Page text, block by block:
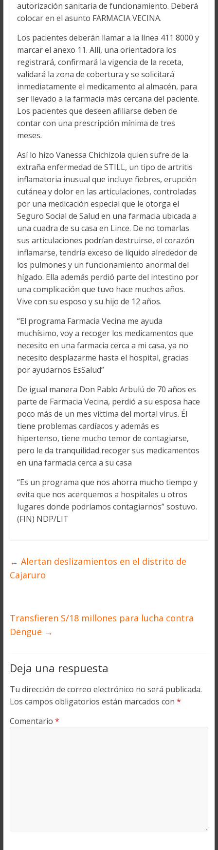
autorización sanitaria de funcionamiento. Deberá
colocar en el asunto FARMACIA VECINA.
Los pacientes deberán llamar a la línea 411 8000 y
marcar el anexo 11. Allí, una orientadora los
registrará, confirmará la vigencia de la receta,
validará la zona de cobertura y se solicitará
inmediatamente el medicamento al almacén, para
ser llevado a la farmacia más cercana del paciente.
Los pacientes que deseen afiliarse deben de
contar con una prescripción mínima de tres
meses.
Así lo hizo Vanessa Chichizola quien sufre de la
extraña enfermedad de STILL, un tipo de artritis
inflamatoria inusual que incluye fiebres, erupción
cutánea y dolor en las articulaciones, controladas
por una medicación especial que le otorga el
Seguro Social de Salud en una farmacia ubicada a
una cuadra de su casa en Lince. De no tomarlas
sus articulaciones podrían destruirse, el corazón
inflamarse, tendría exceso de líquido alrededor de
los pulmones y un funcionamiento anormal del
hígado. Ella además perdió parte del intestino por
una complicación que tuvo hace muchos años.
Vive con su esposo y su hijo de 12 años.
“El programa Farmacia Vecina me ayuda
muchísimo, voy a recoger los medicamentos que
necesito en una farmacia cerca a mi casa, ya no
necesito desplazarme hasta el hospital, gracias
por ayudarnos EsSalud”
De igual manera Don Pablo Arbulú de 70 años es
parte de Farmacia Vecina, perdió a su esposa hace
poco más de un mes víctima del mortal virus. Él
tiene problemas cardíacos y además es
hipertenso, tiene mucho temor de contagiarse,
pero le da tranquilidad recoger sus medicamentos
en una farmacia cerca a su casa
“Es un programa que nos ahorra mucho tiempo y
evita que nos acerquemos a hospitales u otros
lugares donde podríamos contagiarnos” sostuvo.
(FIN) NDP/LIT
← Alertan deslizamientos en el distrito de
Cajaruro
Transfieren S/18 millones para lucha contra
Dengue →
Deja una respuesta
Tu dirección de correo electrónico no será publicada.
Los campos obligatorios están marcados con *
Comentario *